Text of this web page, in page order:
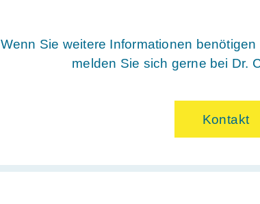
Wenn Sie weitere Informationen
melden Sie sich gerne bei Dr.
Kontakt